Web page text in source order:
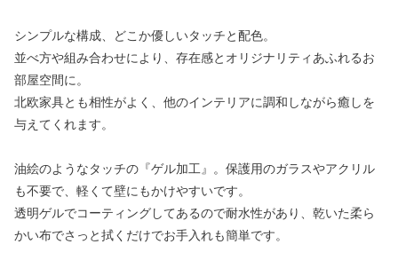
シンプルな構成、どこか優しいタッチと配色。
並べ方や組み合わせにより、存在感とオリジナリティあふれるお
部屋空間に。
北欧家具とも相性がよく、他のインテリアに調和しながら癒しを
与えてくれます。
油絵のようなタッチの『ゲル加工』。保護用のガラスやアクリル
も不要で、軽くて壁にもかけやすいです。
透明ゲルでコーティングしてあるので耐水性があり、乾いた柔ら
かい布でさっと拭くだけでお手入れも簡単です。